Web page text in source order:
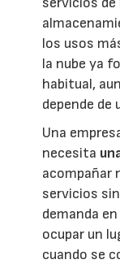
los usos
la nube ya
habitual,
depende de
Una
necesita
acompañar
servicios
demanda
ocupar un
cuando se